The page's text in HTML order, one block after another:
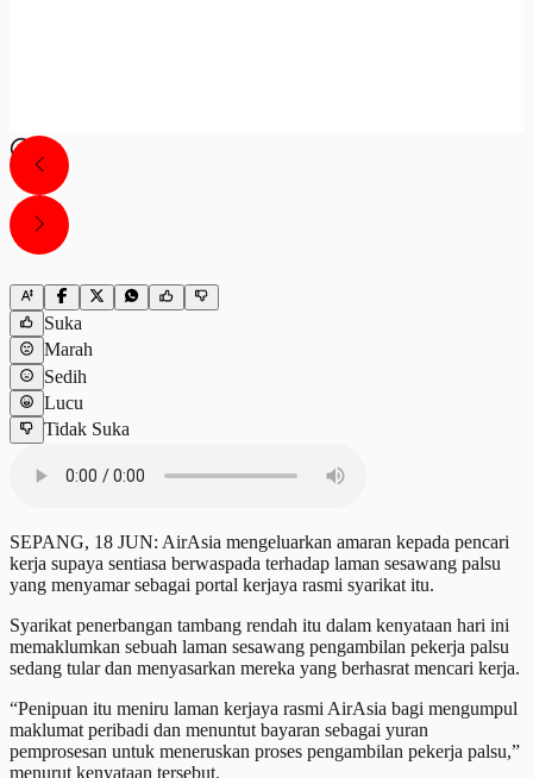
Suka
Marah
Sedih
Lucu
Tidak Suka
SEPANG, 18 JUN: AirAsia mengeluarkan amaran kepada pencari
kerja supaya sentiasa berwaspada terhadap laman sesawang palsu
yang menyamar sebagai portal kerjaya rasmi syarikat itu.
Syarikat penerbangan tambang rendah itu dalam kenyataan hari ini
memaklumkan sebuah laman sesawang pengambilan pekerja palsu
sedang tular dan menyasarkan mereka yang berhasrat mencari kerja.
“Penipuan itu meniru laman kerjaya rasmi AirAsia bagi mengumpul
maklumat peribadi dan menuntut bayaran sebagai yuran
pemprosesan untuk meneruskan proses pengambilan pekerja palsu,”
menurut kenyataan tersebut.